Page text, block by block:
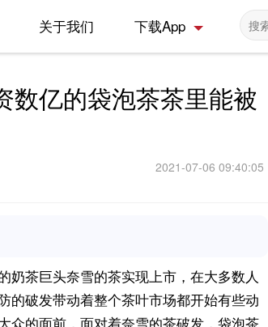
关于我们 下载App
数亿的袋泡茶茶里能被
2021-07-06 09:40:05
奶茶巨头奈雪的茶实现上市，在大多数人
的破发带动着整个茶叶市场都开始有些动